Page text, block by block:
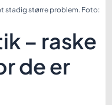
stadig større problem. Foto:
– raske
de er